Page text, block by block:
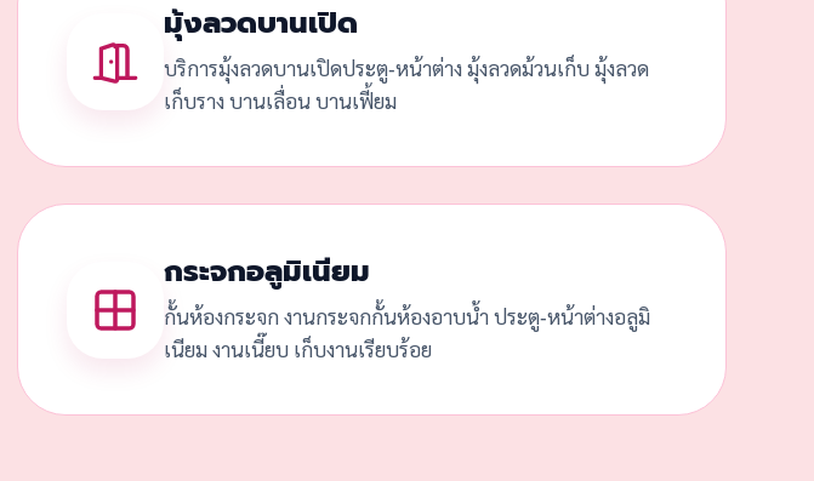
มุ้งลวดบานเปิด
บริการมุ้งลวดบานเปิดประตู-หน้าต่าง มุ้งลวดม้วนเก็บ มุ้งลวด
เก็บราง บานเลื่อน บานเฟี้ยม
กระจกอลูมิเนียม
กั้นห้องกระจก งานกระจกกั้นห้องอาบน้ำ ประตู-หน้าต่างอลูมิ
เนียม งานเนี๊ยบ เก็บงานเรียบร้อย